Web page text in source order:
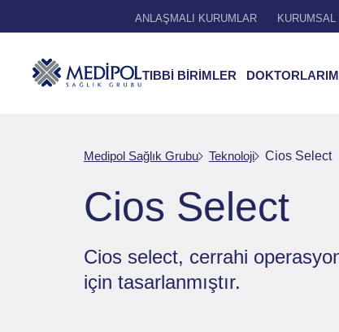
ANLAŞMALI KURUMLAR KURUMSAL
TIBBİ BİRİMLER
Medipol Sağlık Grubu Teknoloji Cios Select
Cios Select
Cios select, cerrahi
için tasarlanmıştır.